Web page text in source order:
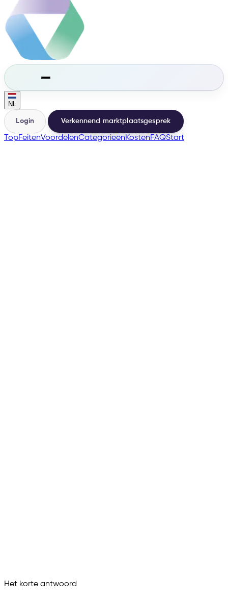
NL
Login Verkennend marktplaatsgesprek
TopFeitenVoordelenCategorieënKostenFAQStart
ChannelizeAnalyzeAdvertize
Het korte antwoord